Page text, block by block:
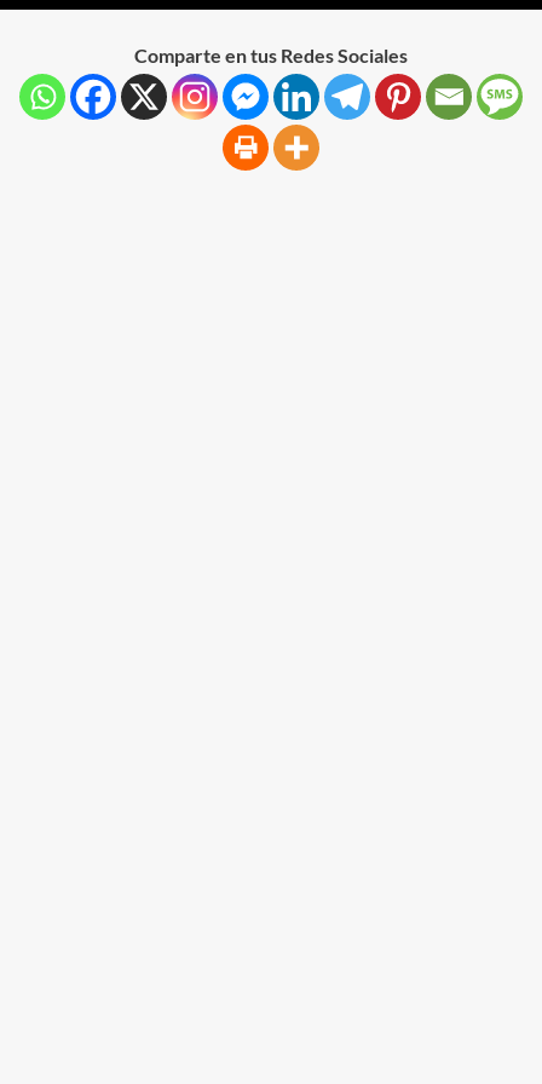
Comparte en tus Redes Sociales